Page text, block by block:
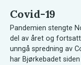
Covid-19
Pandemien stengte
del av året og
unngå spredning av
har Bjørkebadet